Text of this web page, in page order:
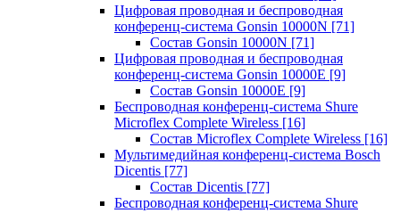
Цифровая проводная и беспроводная
конференц-система Gonsin 10000N [71]
Состав Gonsin 10000N [71]
Цифровая проводная и беспроводная
конференц-система Gonsin 10000E [9]
Состав Gonsin 10000E [9]
Беспроводная конференц-система Shure
Microflex Complete Wireless [16]
Состав Microflex Complete Wireless [16]
Мультимедийная конференц-система Bosch
Dicentis [77]
Состав Dicentis [77]
Беспроводная конференц-система Shure